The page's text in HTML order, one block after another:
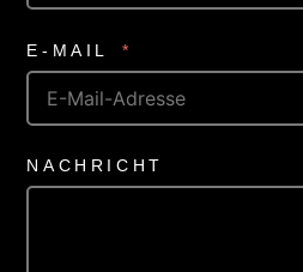
E-MAIL
NACHRICHT